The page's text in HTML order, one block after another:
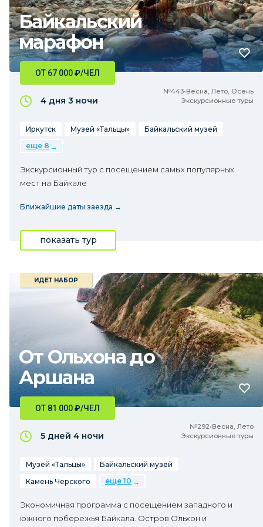
Байкальский
марафон
№443•Весна, Лето, Осень
Экскурсионные туры
ОТ 67 000₽/ЧЕЛ
4 дня 3 ночи
Иркутск Музей «Тальцы»
Байкальский музей
еще 8
Экскурсионный тур с посещением самых популярных
мест на Байкале
Ближайшие даты заезда →
показать тур
От Ольхона до
Аршана
ИДЕТ НАБОР
№292•Весна, Лето
Экскурсионные туры
ОТ 81 000₽/ЧЕЛ
5 дней 4 ночи
Музей «Тальцы»
Байкальский музей
Камень Черского
еще 10
Экономичная программа с посещением западного и
южного побережья Байкала. Остров Ольхон и